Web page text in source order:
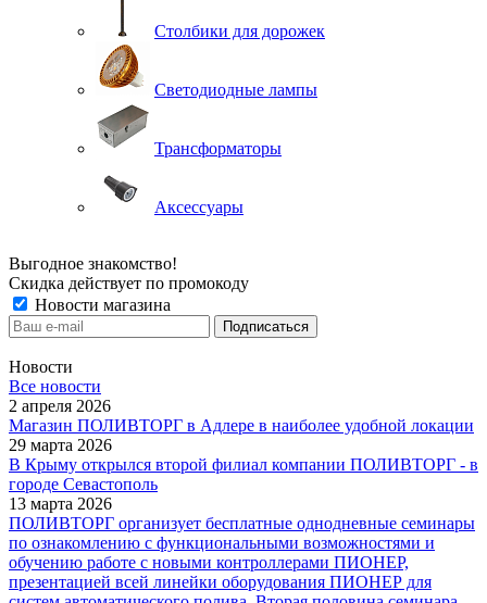
Столбики для дорожек
Светодиодные лампы
Трансформаторы
Аксессуары
Выгодное знакомство!
Скидка действует по промокоду
Новости магазина
Новости
Все новости
2 апреля 2026
Магазин ПОЛИВТОРГ в Адлере в наиболее удобной локации
29 марта 2026
В Крыму открылся второй филиал компании ПОЛИВТОРГ - в
городе Севастополь
13 марта 2026
ПОЛИВТОРГ организует бесплатные однодневные семинары
по ознакомлению с функциональными возможностями и
обучению работе с новыми контроллерами ПИОНЕР,
презентацией всей линейки оборудования ПИОНЕР для